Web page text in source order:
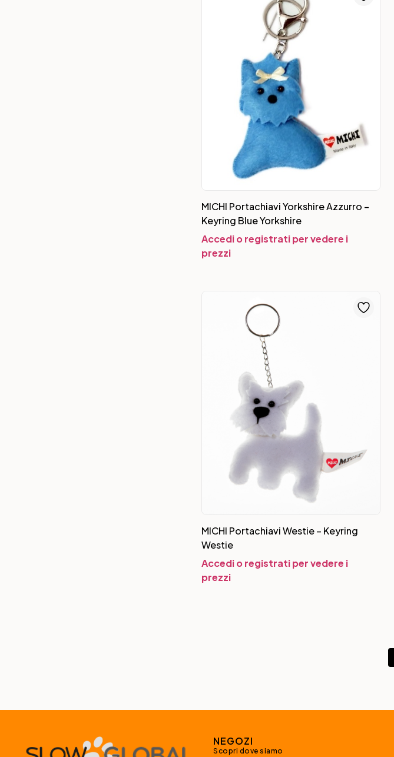
MICHI Portachiavi Yorkshire Azzurro –
Keyring Blue Yorkshire
Accedi o registrati per vedere i
prezzi
MICHI Portachiavi Westie – Keyring
Westie
Accedi o registrati per vedere i
prezzi
NEGOZI
Scopri dove siamo